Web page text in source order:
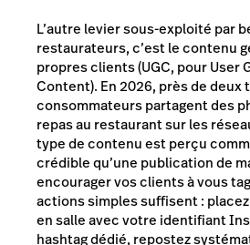
L’autre levier sous-exploité par
restaurateurs, c’est le contenu
propres clients (UGC, pour User
Content). En 2026, près de deux
consommateurs partagent des
repas au restaurant sur les
type de contenu est perçu
crédible qu’une publication de
encourager vos clients à vous
actions simples suffisent :
en salle avec votre identifiant
hashtag dédié, repostez